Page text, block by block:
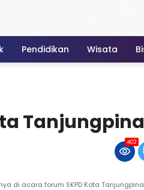
Pendidikan Wisata
402
di acara forum SKPD Kota